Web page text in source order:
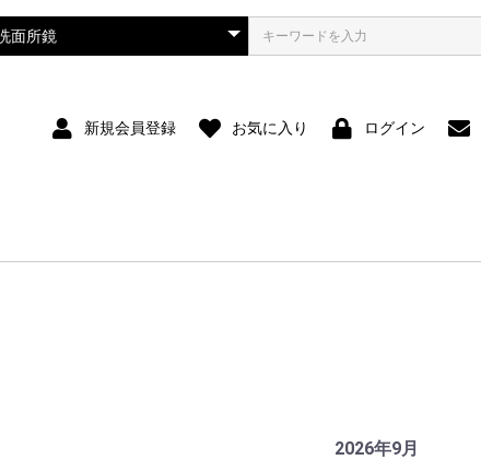
新規会員登録 お気に入り ログイン
2026年9月